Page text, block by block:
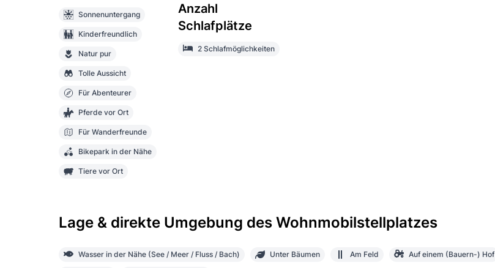
Sonnenuntergang
Kinderfreundlich
Natur pur
Tolle Aussicht
Für Abenteurer
Pferde vor Ort
Für Wanderfreunde
Bikepark in der Nähe
Tiere vor Ort
Anzahl
Schlafplätze
2 Schlafmöglichkeiten
Lage & direkte Umgebung des Wohnmobilstellplatzes
Wasser in der Nähe (See / Meer / Fluss / Bach) Unter Bäumen Am Feld Auf einem (Bauern-) Hof